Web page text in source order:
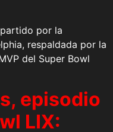
por la
respaldada por la
del Super Bowl
episodio
LIX: